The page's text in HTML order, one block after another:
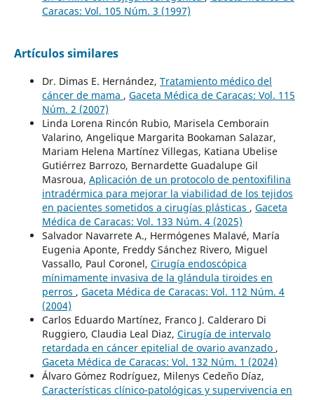
Caracas: Vol. 105 Núm. 3 (1997)
Artículos similares
Dr. Dimas E. Hernández, Tratamiento médico del
cáncer de mama , Gaceta Médica de Caracas: Vol. 115
Núm. 2 (2007)
Linda Lorena Rincón Rubio, Marisela Cemborain
Valarino, Angelique Margarita Bookaman Salazar,
Mariam Helena Martínez Villegas, Katiana Ubelise
Gutiérrez Barrozo, Bernardette Guadalupe Gil
Masroua, Aplicación de un protocolo de pentoxifilina
intradérmica para mejorar la viabilidad de los tejidos
en pacientes sometidos a cirugías plásticas , Gaceta
Médica de Caracas: Vol. 133 Núm. 4 (2025)
Salvador Navarrete A., Hermógenes Malavé, María
Eugenia Aponte, Freddy Sánchez Rivero, Miguel
Vassallo, Paul Coronel, Cirugía endoscópica
mínimamente invasiva de la glándula tiroides en
perros , Gaceta Médica de Caracas: Vol. 112 Núm. 4
(2004)
Carlos Eduardo Martínez, Franco J. Calderaro Di
Ruggiero, Claudia Leal Diaz, Cirugía de intervalo
retardada en cáncer epitelial de ovario avanzado ,
Gaceta Médica de Caracas: Vol. 132 Núm. 1 (2024)
Álvaro Gómez Rodríguez, Milenys Cedeño Díaz,
Características clínico-patológicas y supervivencia en